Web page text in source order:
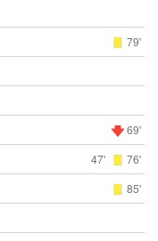
79'
69'
47' 76'
85'